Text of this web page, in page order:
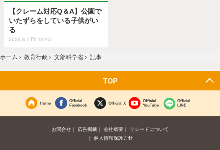
【クレーム対応Q＆A】公園で
いたずらをしている子供がい
る
2026.8.7 Fri 19:45
ホーム › 教育行政 › 文部科学省 › 記事
TOP
Home
Official
Facebook
Official X
Official
YouTube
Official
LINE
お問合せ 広告掲載 会社概要
リシードについて
個人情報保護方針